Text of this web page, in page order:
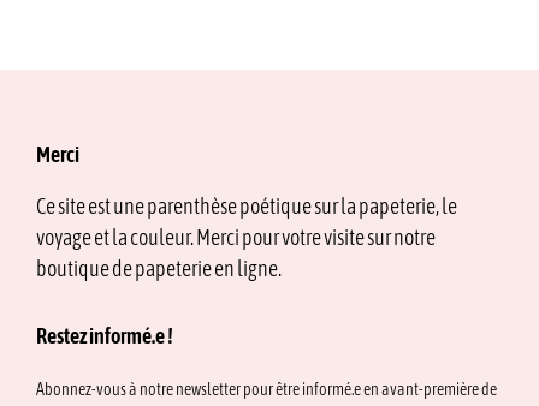
Merci
Ce site est une parenthèse poétique sur la papeterie, le
voyage et la couleur. Merci pour votre visite sur notre
boutique de papeterie en ligne.
Restez informé.e !
Abonnez-vous à notre newsletter pour être informé.e en avant-première de